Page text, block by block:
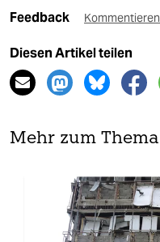
Feedback Kommentieren
Diesen Artikel teilen
Mehr zum Thema